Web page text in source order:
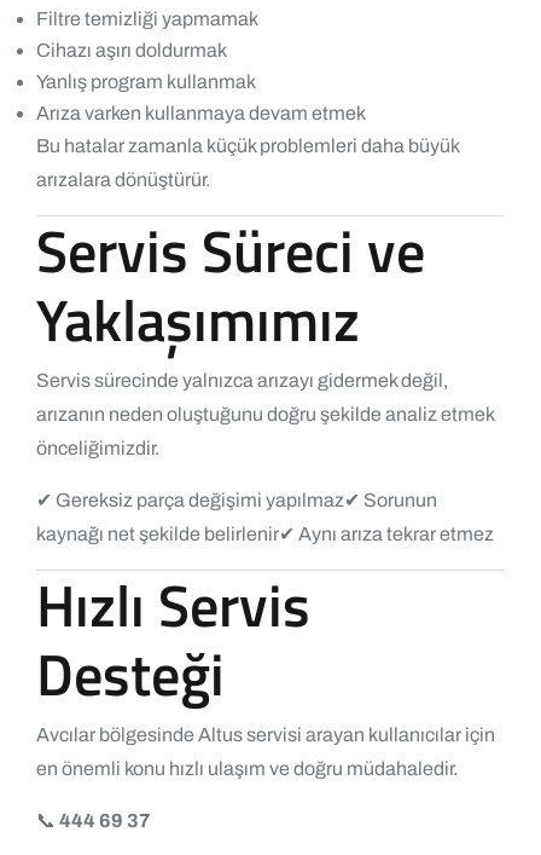
Filtre temizliği yapmamak
Cihazı aşırı doldurmak
Yanlış program kullanmak
Arıza varken kullanmaya devam etmek
Bu hatalar zamanla küçük problemleri daha büyük
arızalara dönüştürür.
Servis Süreci ve
Yaklaşımımız
Servis sürecinde yalnızca arızayı gidermek değil,
arızanın neden oluştuğunu doğru şekilde analiz etmek
önceliğimizdir.
✔ Gereksiz parça değişimi yapılmaz✔ Sorunun
kaynağı net şekilde belirlenir✔ Aynı arıza tekrar etmez
Hızlı Servis
Desteği
Avcılar bölgesinde Altus servisi arayan kullanıcılar için
en önemli konu hızlı ulaşım ve doğru müdahaledir.
📞 444 69 37